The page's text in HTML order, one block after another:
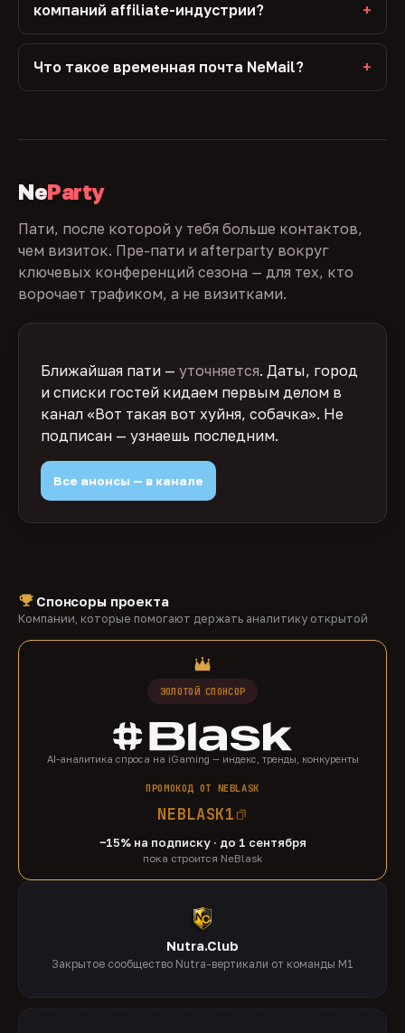
компаний affiliate-индустрии?
Что такое временная почта NeMail?
NeParty
Пати, после которой у тебя больше контактов,
чем визиток. Пре-пати и afterparty вокруг
ключевых конференций сезона — для тех, кто
ворочает трафиком, а не визитками.
Ближайшая пати — уточняется. Даты, город
и списки гостей кидаем первым делом в
канал «Вот такая вот хуйня, собачка». Не
подписан — узнаешь последним.
Все анонсы — в канале
Спонсоры проекта
Компании, которые помогают держать аналитику открытой
ЗОЛОТОЙ СПОНСОР
AI-аналитика спроса на iGaming — индекс, тренды, конкуренты
ПРОМОКОД ОТ NEBLASK
NEBLASK1
−15% на подписку · до 1 сентября
пока строится NeBlask
Nutra.Club
Закрытое сообщество Nutra-вертикали от команды M1